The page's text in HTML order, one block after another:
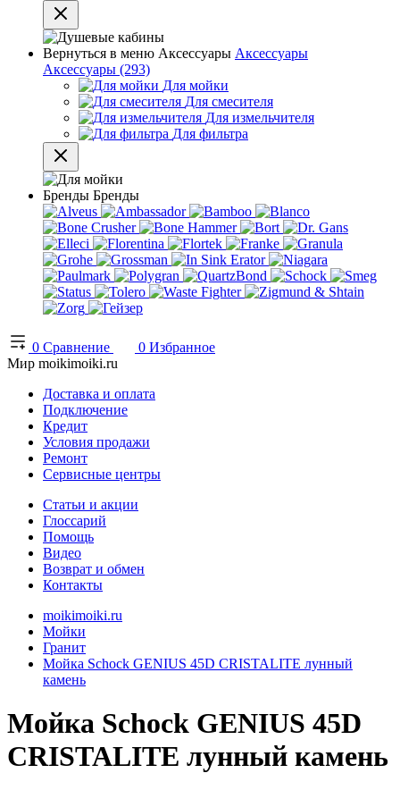
Вернуться в меню Аксессуары Аксессуары
Аксессуары (293)
Для мойки
Для смесителя
Для измельчителя
Для фильтра
Бренды Бренды
0 Сравнение 0 Избранное
Мир moikimoiki.ru
Доставка и оплата
Подключение
Кредит
Условия продажи
Ремонт
Сервисные центры
Статьи и акции
Глоссарий
Помощь
Видео
Возврат и обмен
Контакты
moikimoiki.ru
Мойки
Гранит
Мойка Schock GENIUS 45D CRISTALITE лунный
камень
Мойка Schock GENIUS 45D
CRISTALITE лунный камень